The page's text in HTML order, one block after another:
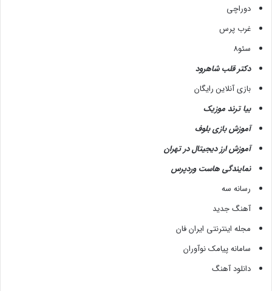
دوراچی
غرب پرس
سئو8
دکتر قلب شاهرود
بازی آنلاین رایگان
بیا ترند موزیک
آموزش بازی بلوف
آموزش ارز دیجیتال در تهران
نمایندگی هاست وردپرس
رسانه سه
آهنگ جدید
مجله اینترنتی ایران فان
سامانه پیامک نوآوران
دانلود آهنگ